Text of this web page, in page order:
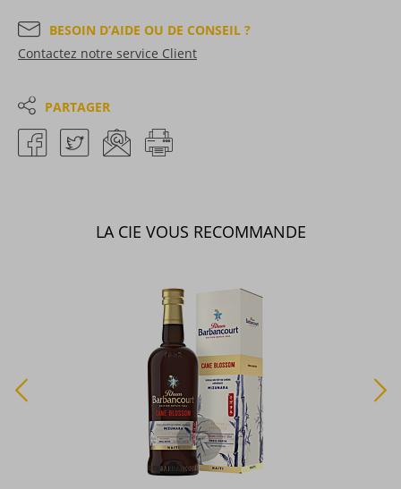
BESOIN D’AIDE OU DE CONSEIL ?
Contactez notre service Client
PARTAGER
LA CIE VOUS RECOMMANDE